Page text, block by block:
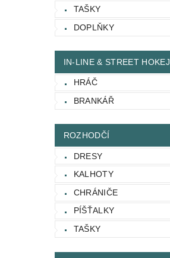
TAŠKY
DOPLŇKY
IN-LINE & STREET HOKEJ
HRÁČ
BRANKÁŘ
ROZHODČÍ
DRESY
KALHOTY
CHRÁNIČE
PÍŠŤALKY
TAŠKY